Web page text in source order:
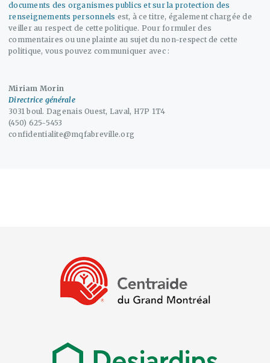
documents des organismes publics et sur la protection des
renseignements personnels est, à ce titre, également chargée de
veiller au respect de cette politique. Pour formuler des
commentaires ou une plainte au sujet du non-respect de cette
politique, vous pouvez communiquer avec :
Miriam Morin
Directrice générale
3031 boul. Dagenais Ouest, Laval, H7P 1T4
(450) 625-5453
confidentialite@mqfabreville.org